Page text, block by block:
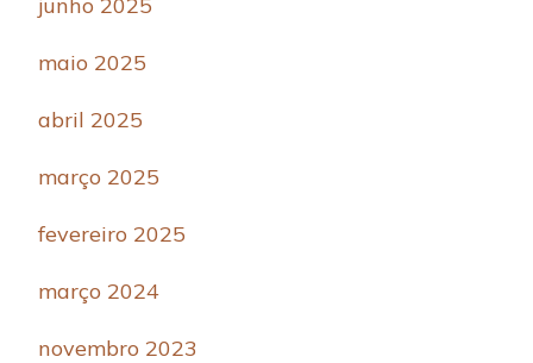
maio 2025
abril 2025
março 2025
fevereiro 2025
março 2024
novembro 2023